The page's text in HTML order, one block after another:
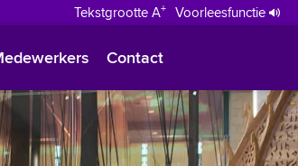
Tekstgrootte A+ Voorleesfunctie
Polski
Türkçe
Arabisch
Contact